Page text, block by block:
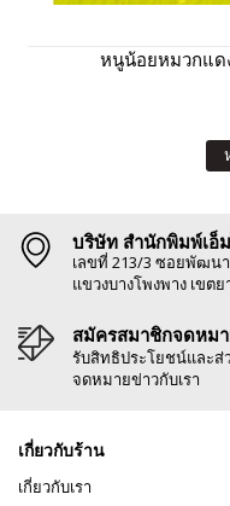
หนูน้อยหมวกแด
บริษัท สำนักพิมพ์เอ็
เลขที่ 213/3 ซอยพัฒนา
แขวงบางโพงพาง เขต
สมัครสมาชิกจดหม
รับสิทธิประโยชน์และส่
จดหมายข่าวกับเรา
เกี่ยวกับร้าน
เกี่ยวกับเรา